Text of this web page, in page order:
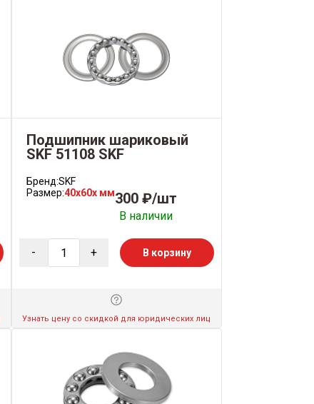
Подшипник шариковый
SKF 51108 SKF
Бренд:SKF
Размер:40x60x мм300 ₽/шт
В наличии
- + В корзину
Узнать цену со скидкой для юридических лиц